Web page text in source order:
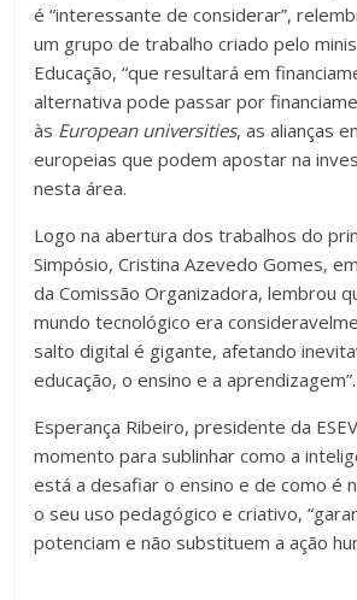
é “interessante de considerar”,
um grupo de trabalho criado pelo
Educação, “que resultará em
alternativa pode passar por
às European universities, as alianças
europeias que podem apostar na
nesta área.
Logo na abertura dos trabalhos do
Simpósio, Cristina Azevedo Gomes,
da Comissão Organizadora, lembrou
mundo tecnológico era
salto digital é gigante, afetando
educação, o ensino e a aprendizagem”.
Esperança Ribeiro, presidente da
momento para sublinhar como a
está a desafiar o ensino e de como é
o seu uso pedagógico e criativo,
potenciam e não substituem a ação